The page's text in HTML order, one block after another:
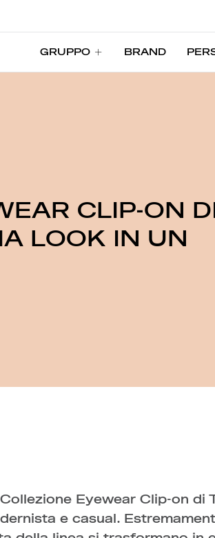
GRUPPO
BRAND
CLIP-ON DI
LOOK IN UN
Collezione Eyewear Clip-on di
e casual.